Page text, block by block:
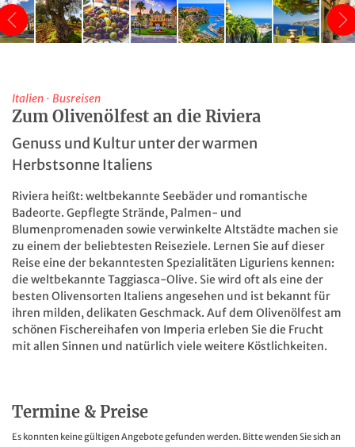
Italien · Busreisen
Zum Olivenölfest an die Riviera
Genuss und Kultur unter der warmen
Herbstsonne Italiens
Riviera heißt: weltbekannte Seebäder und romantische
Badeorte. Gepflegte Strände, Palmen- und
Blumenpromenaden sowie verwinkelte Altstädte machen sie
zu einem der beliebtesten Reiseziele. Lernen Sie auf dieser
Reise eine der bekanntesten Spezialitäten Liguriens kennen:
die weltbekannte Taggiasca-Olive. Sie wird oft als eine der
besten Olivensorten Italiens angesehen und ist bekannt für
ihren milden, delikaten Geschmack. Auf dem Olivenölfest am
schönen Fischereihafen von Imperia erleben Sie die Frucht
mit allen Sinnen und natürlich viele weitere Köstlichkeiten.
Termine & Preise
Es konnten keine gültigen Angebote gefunden werden. Bitte wenden Sie sich an